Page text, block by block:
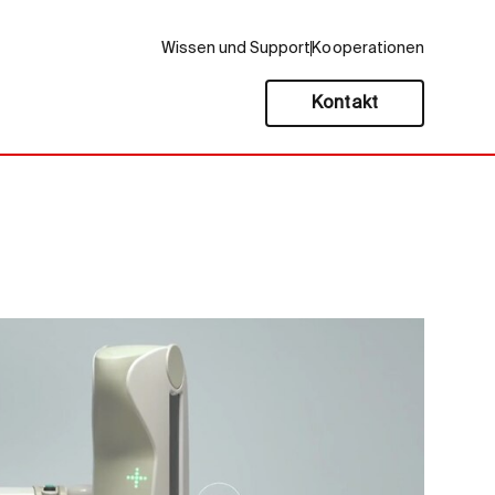
Wissen und Support Kooperationen
Kontakt